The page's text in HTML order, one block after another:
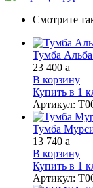
Смотрите
Тумба
23 400 a
В корзину
Купить в 1
Артикул:
Тумба
13 740 a
В корзину
Купить в 1
Артикул: